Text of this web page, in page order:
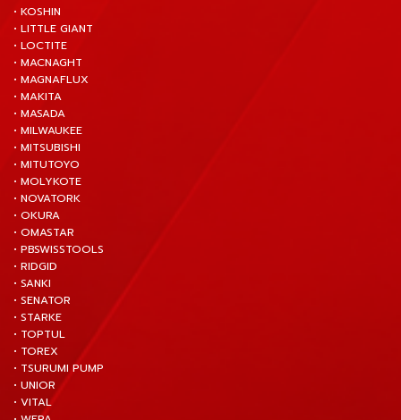
• KOSHIN
• LITTLE GIANT
• LOCTITE
• MACNAGHT
• MAGNAFLUX
• MAKITA
• MASADA
• MILWAUKEE
• MITSUBISHI
• MITUTOYO
• MOLYKOTE
• NOVATORK
• OKURA
• OMASTAR
• PBSWISSTOOLS
• RIDGID
• SANKI
• SENATOR
• STARKE
• TOPTUL
• TOREX
• TSURUMI PUMP
• UNIOR
• VITAL